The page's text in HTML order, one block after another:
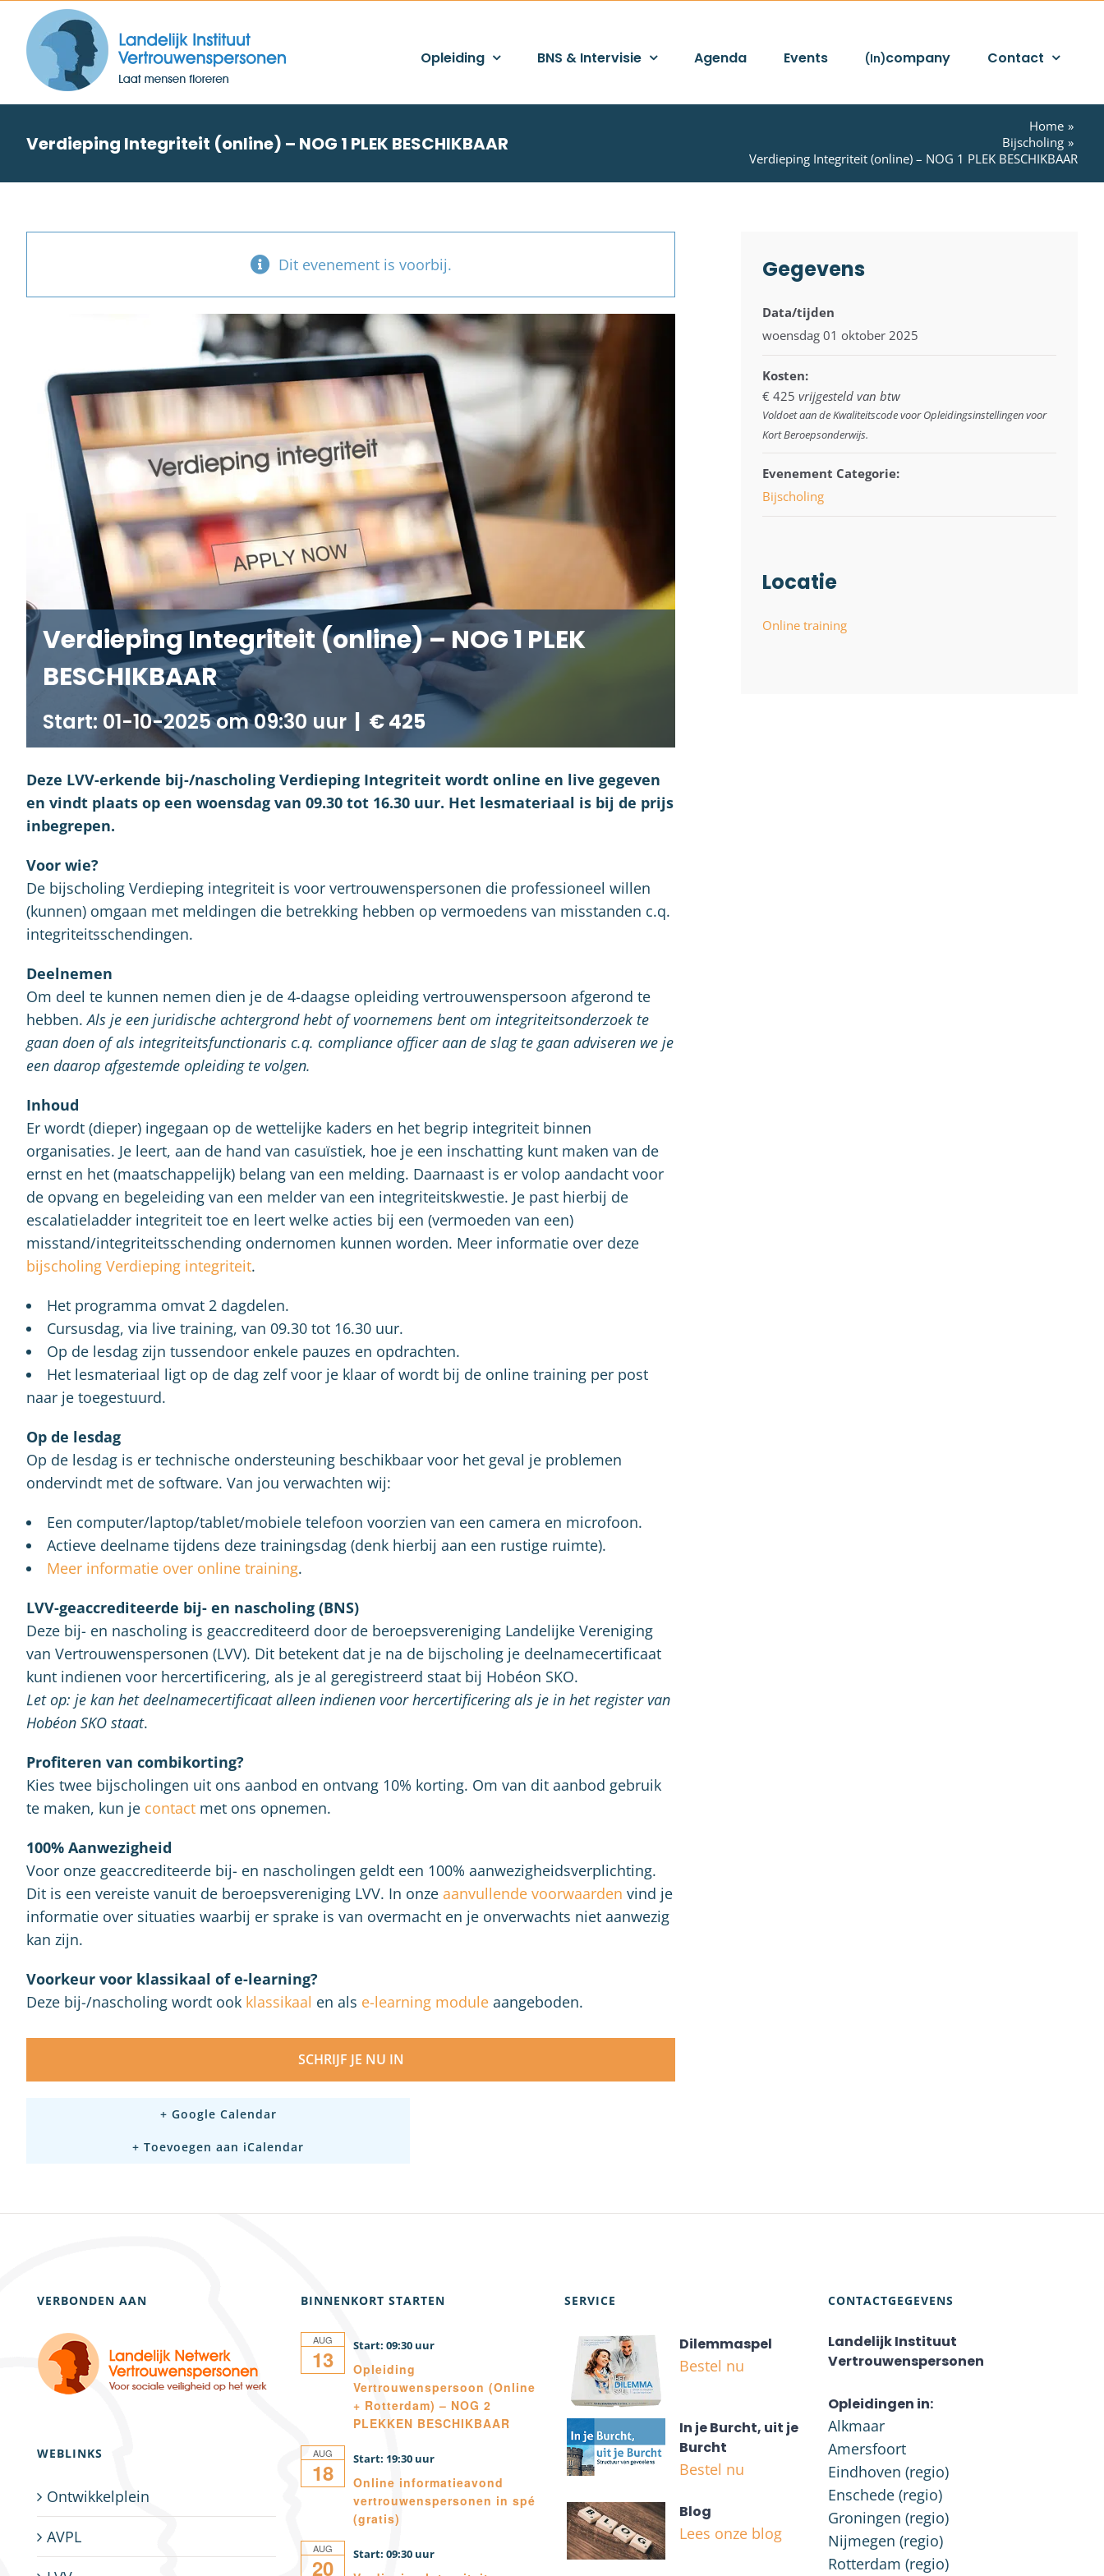
content
Opleiding BNS & Intervisie Agenda Events (In)company Contact
Verdieping Integriteit (online) – NOG 1 PLEK BESCHIKBAAR
Home
Bijscholing
Verdieping Integriteit (online) – NOG 1 PLEK BESCHIKBAAR
Dit evenement is voorbij.
Verdieping Integriteit (online) – NOG 1 PLEK
BESCHIKBAAR
01-10-2025 om 09:30 | € 425
Deze LVV-erkende bij-/nascholing Verdieping Integriteit wordt online en live gegeven
en vindt plaats op een woensdag van 09.30 tot 16.30 uur. Het lesmateriaal is bij de prijs
inbegrepen.
Voor wie?
De bijscholing Verdieping integriteit is voor vertrouwenspersonen die professioneel willen
(kunnen) omgaan met meldingen die betrekking hebben op vermoedens van misstanden c.q.
integriteitsschendingen.
Deelnemen
Om deel te kunnen nemen dien je de 4-daagse opleiding vertrouwenspersoon afgerond te
hebben.Als je een juridische achtergrond hebt of voornemens bent om integriteitsonderzoek te
gaan doen of als integriteitsfunctionaris c.q. compliance officer aan de slag te gaan adviseren we je
een daarop afgestemde opleiding te volgen.
Inhoud
Er wordt (dieper) ingegaan op de wettelijke kaders en het begrip integriteit binnen
organisaties. Je leert, aan de hand van casuïstiek, hoe je een inschatting kunt maken van de
ernst en het (maatschappelijk) belang van een melding. Daarnaast is er volop aandacht voor
de opvang en begeleiding van een melder van een integriteitskwestie. Je past hierbij de
escalatieladder integriteit toe en leert welke acties bij een (vermoeden van een)
misstand/integriteitsschending ondernomen kunnen worden. Meer informatie over deze
bijscholing Verdieping integriteit.
Het programma omvat 2 dagdelen.
Cursusdag, via live training, van 09.30 tot 16.30 uur.
Op de lesdag zijn tussendoor enkele pauzes en opdrachten.
Het lesmateriaal ligt op de dag zelf voor je klaar of wordt bij de online training per post
naar je toegestuurd.
Op de lesdag
Op de lesdag is er technische ondersteuning beschikbaar voor het geval je problemen
ondervindt met de software. Van jou verwachten wij:
Een computer/laptop/tablet/mobiele telefoon voorzien van een camera en microfoon.
Actieve deelname tijdens deze trainingsdag (denk hierbij aan een rustige ruimte).
Meer informatie over online training.
LVV-geaccrediteerde bij- en nascholing (BNS)
Deze bij- en nascholing is geaccrediteerd door de beroepsvereniging Landelijke Vereniging
van Vertrouwenspersonen (LVV). Dit betekent dat je na de bijscholing je deelnamecertificaat
kunt indienen voor hercertificering, als je al geregistreerd staat bij Hobéon SKO.
Let op: je kan het deelnamecertificaat alleen indienen voor hercertificering als je in het register van
Hobéon SKO staat.
Profiteren van combikorting?
Kies twee bijscholingen uit ons aanbod en ontvang 10% korting. Om van dit aanbod gebruik
te maken, kun je contact met ons opnemen.
100% Aanwezigheid
Voor onze geaccrediteerde bij- en nascholingen geldt een 100% aanwezigheidsverplichting.
Dit is een vereiste vanuit de beroepsvereniging LVV. In onze aanvullende voorwaarden vind je
informatie over situaties waarbij er sprake is van overmacht en je onverwachts niet aanwezig
kan zijn.
Voorkeur voor klassikaal of e-learning?
Deze bij-/nascholing wordt ook klassikaal en als e-learning module aangeboden.
SCHRIJF JE NU IN
+ Google Calendar
+ Toevoegen aan iCalendar
Gegevens
Data/tijden
woensdag 01 oktober 2025
Kosten:
€ 425 vrijgesteld van btw
Voldoet aan de Kwaliteitscode voor Opleidingsinstellingen voor
Kort Beroepsonderwijs.
Evenement Categorie:
Bijscholing
Locatie
Online training
VERBONDEN AAN
WEBLINKS
Ontwikkelplein
AVPL
BINNENKORT STARTEN
AUG
13 09:30
Opleiding
Vertrouwenspersoon (Online
+ Rotterdam) – NOG 2
PLEKKEN BESCHIKBAAR
AUG
18 19:30
Online informatieavond
vertrouwenspersonen in spé
(gratis)
AUG
20 09:30
SERVICE
Dilemmaspel
Bestel nu
In je Burcht, uit je
Burcht
Bestel nu
Blog
Lees onze blog
CONTACTGEGEVENS
Landelijk Instituut
Vertrouwenspersonen
Opleidingen in:
Alkmaar
Amersfoort
Eindhoven (regio)
Enschede (regio)
Groningen (regio)
Nijmegen (regio)
Rotterdam (regio)